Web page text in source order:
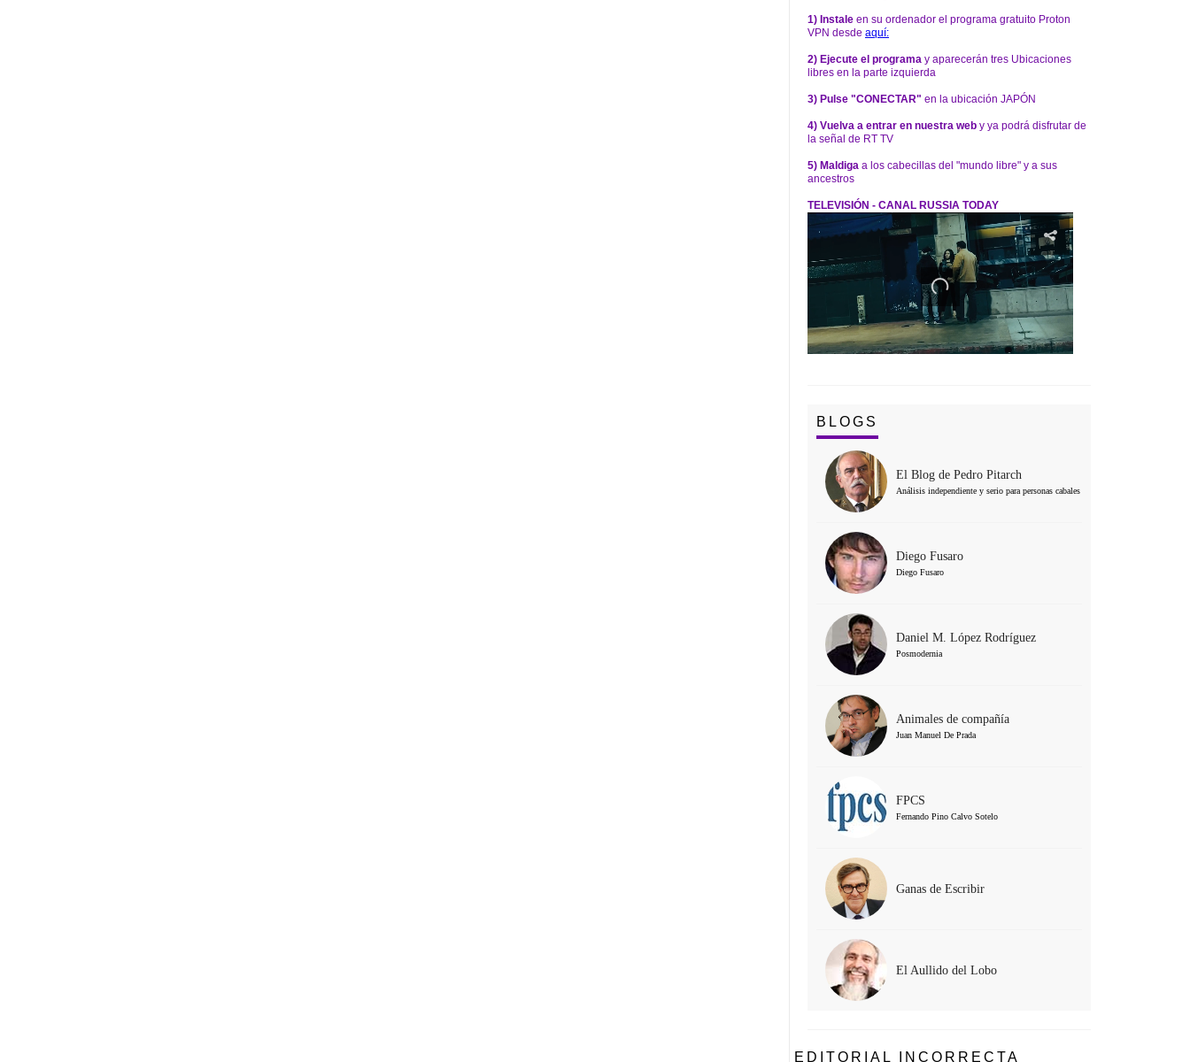
1) Instale en su ordenador el programa gratuito Proton
VPN desde aquí:
2) Ejecute el programa y aparecerán tres Ubicaciones
libres en la parte izquierda
3) Pulse "CONECTAR" en la ubicación JAPÓN
4) Vuelva a entrar en nuestra web y ya podrá disfrutar de
la señal de RT TV
5) Maldiga a los cabecillas del "mundo libre" y a sus
ancestros
TELEVISIÓN - CANAL RUSSIA TODAY
BLOGS
El Blog de Pedro Pitarch
Análisis independiente y serio para personas cabales
Diego Fusaro
Diego Fusaro
Daniel M. López Rodríguez
Posmodernia
Animales de compañía
Juan Manuel De Prada
FPCS
Fernando Pino Calvo Sotelo
Ganas de Escribir
El Aullido del Lobo
EDITORIAL INCORRECTA